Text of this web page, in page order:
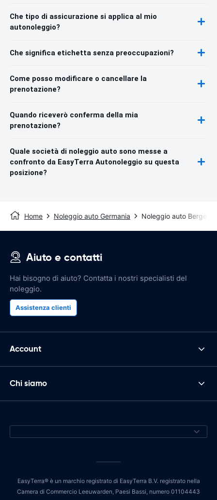
Che tipo di assicurazione si applica al mio
autonoleggio?
Che significa etichetta senza preoccupazioni?
Come posso modificare o cancellare la
prenotazione?
Quando riceverò conferma della mia
prenotazione?
Quale società di noleggio auto sono messe a
confronto da EasyTerra Autonoleggio su questa
posizione?
Home Noleggio auto Germania Noleggio auto Bergen
Aiuto e contatti
Hai bisogno di aiuto? Contatta i nostri specialisti del
noleggio.
Assistenza clienti
Account
Chi siamo
EasyTerra® è un marchio registrato di EasyTerra B.V. registrato nella
Camera di Commercio Leeuwarden, Paesi Bassi, numero 01104443